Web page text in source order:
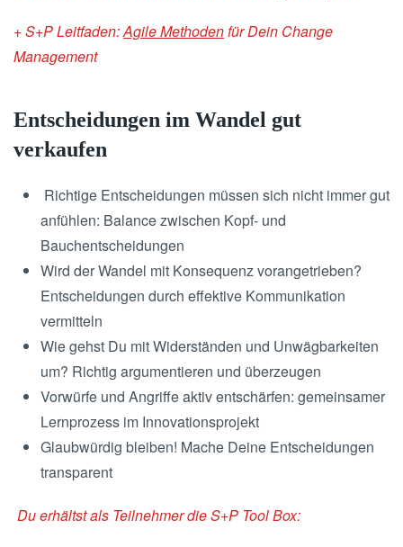
+ S+P Leitfaden:Agile Methodenfür Dein Change
Management
Entscheidungen im Wandel gut
verkaufen
Richtige Entscheidungen müssen sich nicht immer gut
anfühlen: Balance zwischen Kopf- und
Bauchentscheidungen
Wird der Wandel mit Konsequenz vorangetrieben?
Entscheidungen durch effektive Kommunikation
vermitteln
Wie gehst Du mit Widerständen und Unwägbarkeiten
um? Richtig argumentieren und überzeugen
Vorwürfe und Angriffe aktiv entschärfen: gemeinsamer
Lernprozess im Innovationsprojekt
Glaubwürdig bleiben! Mache Deine Entscheidungen
transparent
Du erhältst als Teilnehmer die S+P Tool Box: